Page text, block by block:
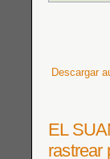
Descargar
EL
rastrear